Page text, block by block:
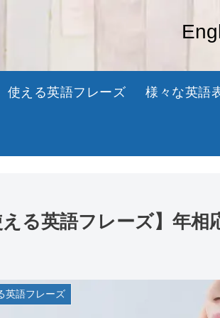
使える英語フレーズ 様々な英語
える英語フレーズ】年
英語フレーズ